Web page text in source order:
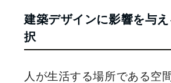
建築デザインに影響を与
択
人が生活する場所である空